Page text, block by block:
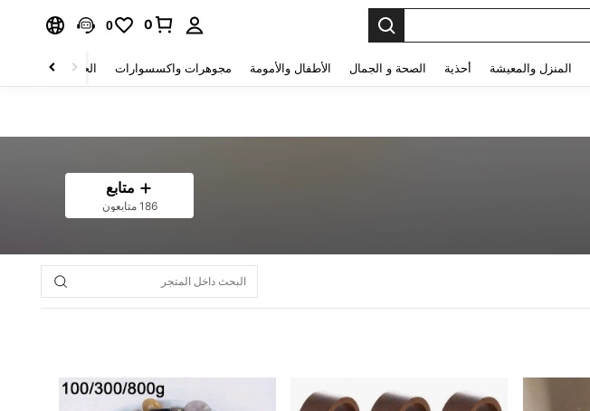
0
0
المنزل والمعيشة أحذية الصحة و الجمال الأطفال والأمومة مجوهرات واكسسوارات الحقائب والأمتعة
متابع
186 متابعون